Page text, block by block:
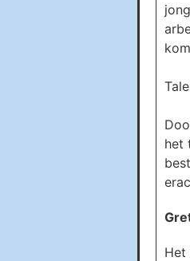
het
Het